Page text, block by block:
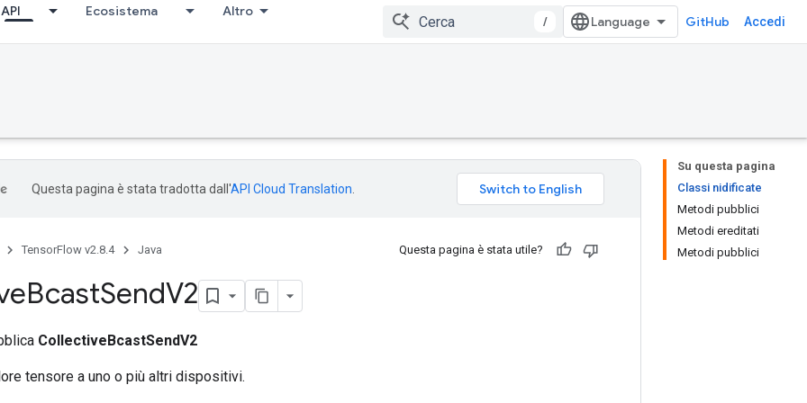
API Ecosistema Altro
/ GitHub Accedi
Su questa pagina
Classi nidificate
Metodi pubblici
Metodi ereditati
Metodi pubblici
Questa pagina è stata tradotta dall'API Cloud Translation
TensorFlow v2.8.4 Java Questa pagina è stata utile?
BcastSendV2
CollectiveBcastSendV2
tensore a uno o più altri dispositivi.